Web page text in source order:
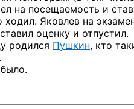
на посещаемость и
Яковлев на
оценку и отпустил.
родился Пушкин, кто